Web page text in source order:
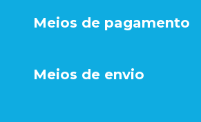
Meios de pagamento
Meios de envio